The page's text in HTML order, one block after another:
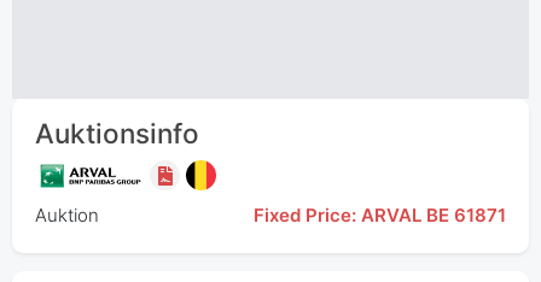
Auktionsinfo
Auktion Fixed Price: ARVAL BE 61871